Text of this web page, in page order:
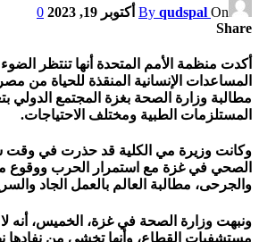
By qudspal On أكتوبر 19, 2023
0
Share
أكدت منظمة الأمم المتحدة أنها تنتظر الضوء
المساعدات الإنسانية المنقذة للحياة من
مطالبة وزارة الصحة بغزة المجتمع الدولي
المستلزمات الطبية ومختلف الاحتياجات.
وكانت وزيرة مي الكلية قد حذرت في وقت
الصحي في غزة مع استمرار الحرب ووقوع
والجرحى، مطالبة العالم بالعمل الجاد
ونبهت وزارة الصحة في غزة، الخميس، أنه
مستشفيات القطاع، وأنها تخشى من نفادها